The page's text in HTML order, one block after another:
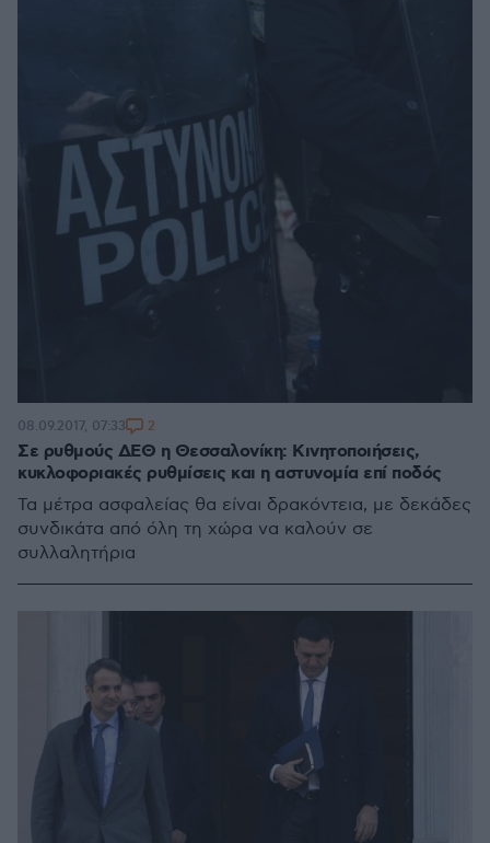
Σε ρυθμούς ΔΕΘ η Θεσσαλονίκη: Κινητοποιήσεις,
κυκλοφοριακές ρυθμίσεις και η αστυνομία επί ποδός
Τα μέτρα ασφαλείας θα είναι δρακόντεια, με δεκάδες
συνδικάτα από όλη τη χώρα να καλούν σε
συλλαλητήρια
08.09.2017, 07:33 2